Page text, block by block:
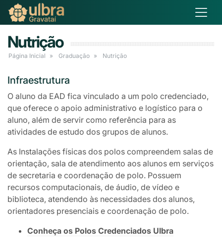
Nutrição
Página Inicial Graduação Nutrição
Infraestrutura
O aluno da EAD fica vinculado a um polo credenciado,
que oferece o apoio administrativo e logístico para o
aluno, além de servir como referência para as
atividades de estudo dos grupos de alunos.
As Instalações físicas dos polos compreendem salas de
orientação, sala de atendimento aos alunos em serviços
de secretaria e coordenação de polo. Possuem
recursos computacionais, de áudio, de vídeo e
biblioteca, atendendo às necessidades dos alunos,
orientadores presenciais e coordenação de polo.
Conheça os Polos Credenciados Ulbra